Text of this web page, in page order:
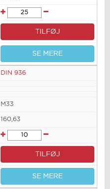
TILFØJ
SE MERE
DIN 936
M33
160,63
TILFØJ
SE MERE